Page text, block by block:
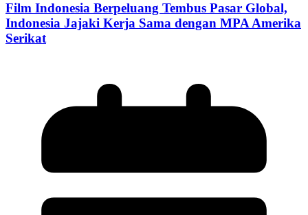
Film Indonesia Berpeluang Tembus Pasar Global,
Indonesia Jajaki Kerja Sama dengan MPA Amerika
Serikat